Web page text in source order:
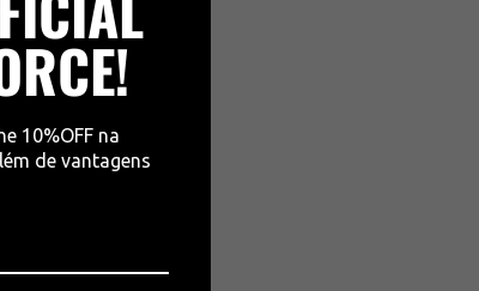
10%OFF na
de vantagens